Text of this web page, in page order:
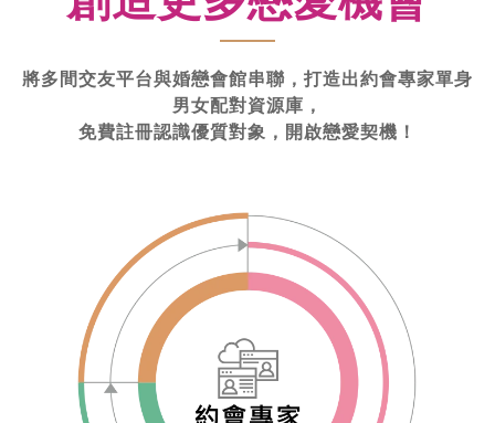
將多間交友平台與婚戀會館串聯，打造出約會專家單身
男女配對資源庫，
免費註冊認識優質對象，開啟戀愛契機！